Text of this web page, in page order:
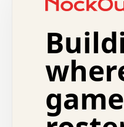
.   +   .   .   o
.   .   .   o   .   .
.   .   .   .   +   .
.   :   .   .   .   .
.   .   .   x   .   .
.   .   .   .   :   .
+   .   .   :   .   .
.   .   .   .   .   .
.   .   .   .   .   .